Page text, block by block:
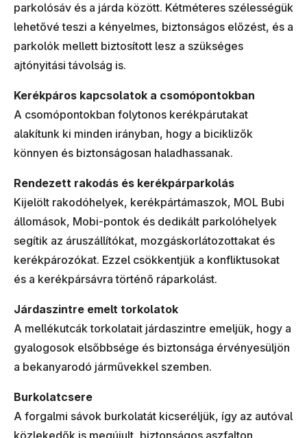
parkolósáv és a járda között. Kétméteres szélességük
lehetővé teszi a kényelmes, biztonságos előzést, és a
parkolók mellett biztosított lesz a szükséges
ajtónyitási távolság is.
Kerékpáros kapcsolatok a csomópontokban
A csomópontokban folytonos kerékpárutakat
alakítunk ki minden irányban, hogy a biciklizők
könnyen és biztonságosan haladhassanak.
Rendezett rakodás és kerékpárparkolás
Kijelölt rakodóhelyek, kerékpártámaszok, MOL Bubi
állomások, Mobi-pontok és dedikált parkolóhelyek
segítik az áruszállítókat, mozgáskorlátozottakat és
kerékpározókat. Ezzel csökkentjük a konfliktusokat
és a kerékpársávra történő ráparkolást.
Járdaszintre emelt torkolatok
A mellékutcák torkolatait járdaszintre emeljük, hogy a
gyalogosok elsőbbsége és biztonsága érvényesüljön
a bekanyarodó járművekkel szemben.
Burkolatcsere
A forgalmi sávok burkolatát kicseréljük, így az autóval
közlekedők is megújult, biztonságos aszfalton